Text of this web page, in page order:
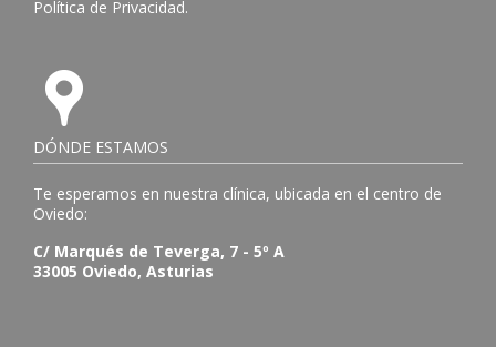
Política de Privacidad.
DÓNDE ESTAMOS
Te esperamos en nuestra clínica, ubicada en el centro de
Oviedo:
C/ Marqués de Teverga, 7 - 5º A
33005 Oviedo, Asturias